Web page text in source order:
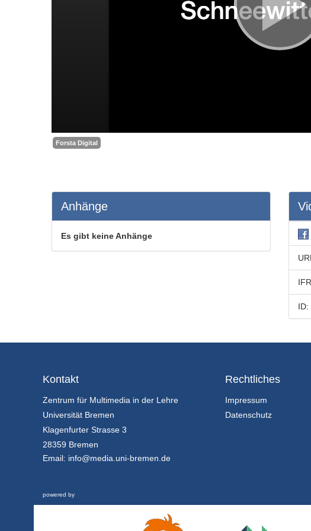
Forsta Digital
Anhänge
Es gibt keine Anhänge
ID:
Kontakt
Zentrum für Multimedia in der Lehre
Universität Bremen
Klagenfurter Strasse 3
28359 Bremen
Email: info@media.uni-bremen.de
Rechtliches
Impressum
Datenschutz
powered by